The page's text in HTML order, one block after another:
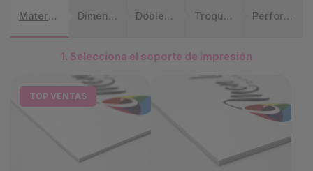
Materia impresa Dimensiones Doble cara Troquelado Perforación
1. Selecciona el soporte de impresión
TOP VENTAS